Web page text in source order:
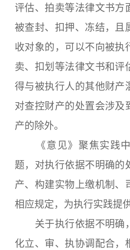
评估、拍卖等法律文书方
被查封、扣押、冻结，且
收对象的，可以不向被执
卖、扣划等法律文书和评
得与被执行人的其他财产
对查控财产的处置会涉及
产的除外。
《意见》聚焦实践中
题，对执行依据不明确的
产、构建实物上缴机制、
相应规定，为执行实践提
关于执行依据不明确
化立、审、执协调配合，